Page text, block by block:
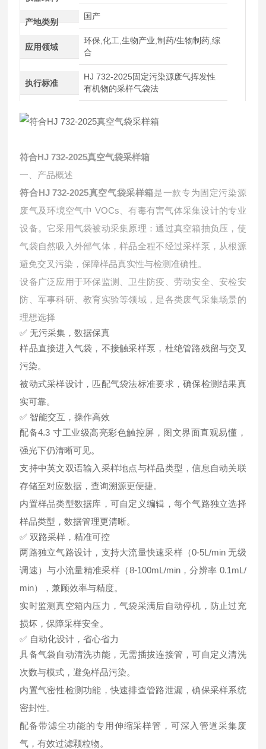
产地类别
国产
应用领域
环保,化工,生物产业,制药/生物制药,综
合
执行标准
HJ 732-2025固定污染源废气挥发性
有机物的采样气袋法
符合HJ 732-2025真空气袋采样箱
一、产品概述
符合HJ 732-2025真空气袋采样箱是一款专为固定污染源
废气及环境空气中 VOCs、有毒有害气体采集设计的专业
设备。它采用气袋被动采集原理：通过真空箱抽负压，使
气袋自然吸入外部气体，样品全程不经过采样泵，从根源
避免交叉污染，保障样品真实性与检测准确性。
设备广泛应用于环保监测、卫生防疫、劳动安全、安检安
防、军事科研、教育实验等领域，是各类废气采集场景的
理想选择
✅ 无污采集，数据保真
样品直接进入气袋，不接触采样泵，杜绝管路残留与交叉
污染。
被动式采样设计，匹配气袋法标准要求，确保检测结果真
实可靠。
✅ 智能交互，操作高效
配备4.3 寸工业级高亮彩色触控屏，图文界面直观易懂，
强光下仍清晰可见。
支持中英文双语输入采样地点与样品类型，信息自动关联
存储至对应数据，查询溯源更便捷。
内置样品类型数据库，可自定义编辑，每个气路独立选择
样品类型，数据管理更清晰。
✅ 双路采样，精准可控
两路独立气路设计，支持大流量快速采样（0-5L/min 无级
调速）与小流量精准采样（8-100mL/min，分辨率 0.1mL/
min），兼顾效率与精度。
实时监测真空箱内压力，气袋采满后自动停机，防止过充
损坏，保障采样安全。
✅ 自动化设计，省心省力
具备气袋自动清洗功能，无需插拔连接管，可自定义清洗
次数与模式，避免样品污染。
内置气密性检测功能，快速排查管路泄漏，确保采样系统
密封性。
配备带滤尘功能的专用伸缩采样管，可深入管道采集废
气，有效过滤颗粒物。